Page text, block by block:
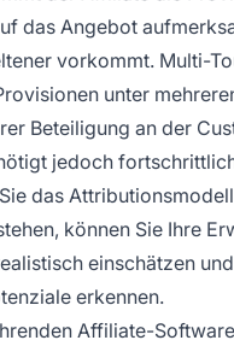
das Angebot
vorkommt. Multi-
unter
Beteiligung an der
jedoch
das
können Sie Ihre
einschätzen und
erkennen.
Affiliate-